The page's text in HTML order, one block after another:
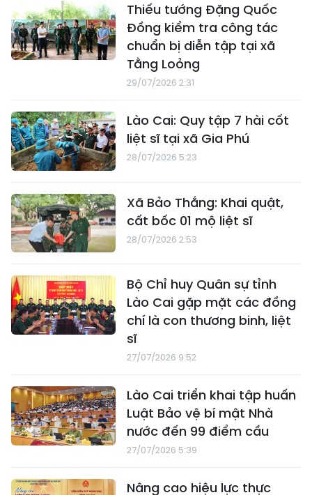
Thiếu tướng Đặng Quốc
Đồng kiểm tra công tác
chuẩn bị diễn tập tại xã
Tằng Loỏng
29/07/2026 2:31
Lào Cai: Quy tập 7 hài cốt
liệt sĩ tại xã Gia Phú
28/07/2026 5:23
Xã Bảo Thắng: Khai quật,
cất bốc 01 mộ liệt sĩ
28/07/2026 2:53
Bộ Chỉ huy Quân sự tỉnh
Lào Cai gặp mặt các đồng
chí là con thương binh, liệt
sĩ
27/07/2026 9:52
Lào Cai triển khai tập huấn
Luật Bảo vệ bí mật Nhà
nước đến 99 điểm cầu
27/07/2026 5:39
Nâng cao hiệu lực thực